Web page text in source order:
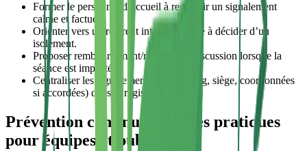
Former le personnel d’accueil à recueillir un signalement
calme et factuel.
Orienter vers un référent interne habilité à décider d’un
isolement.
Proposer remboursement/report sans discussion lorsque la
séance est impactée.
Centraliser les signalements (heure, rang, siège, coordonnées
si accordées) dans le registre.
Prévention continue : bonnes pratiques
pour équipes et public